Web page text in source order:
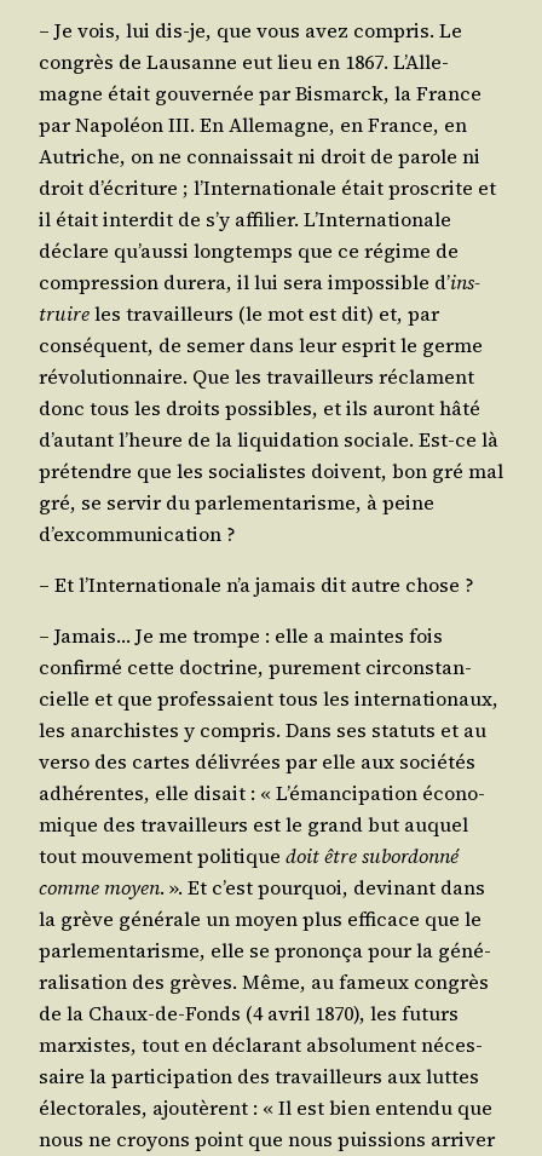
– Je vois, lui dis-je, que vous avez com­pris. Le
congrès de Lau­sanne eut lieu en 1867. L’Al­le­
magne était gou­ver­née par Bis­marck, la France
par Napo­léon III. En Alle­magne, en France, en
Autriche, on ne connais­sait ni droit de parole ni
droit d’é­cri­ture ; l’In­ter­na­tio­nale était pros­crite et
il était inter­dit de s’y affi­lier. L’In­ter­na­tio­nale
déclare qu’aus­si long­temps que ce régime de
com­pres­sion dure­ra, il lui sera impos­sible d’ins­
truireles tra­vailleurs (le mot est dit) et, par
consé­quent, de semer dans leur esprit le germe
révo­lu­tion­naire. Que les tra­vailleurs réclament
donc tous les droits pos­sibles, et ils auront hâté
d’autant l’heure de la liqui­da­tion sociale. Est-ce là
pré­tendre que les socia­listes doivent, bon gré mal
gré, se ser­vir du par­le­men­ta­risme, à peine
d’excommunication ?
– Et l’In­ter­na­tio­nale n’a jamais dit autre chose ?
– Jamais… Je me trompe : elle a maintes fois
confir­mé cette doc­trine, pure­ment cir­cons­tan­
cielle et que pro­fes­saient tous les inter­na­tio­naux,
les anar­chistes y com­pris. Dans ses sta­tuts et au
ver­so des cartes déli­vrées par elle aux socié­tés
adhé­rentes, elle disait : « L’é­man­ci­pa­tion éco­no­
mique des tra­vailleurs est le grand but auquel
tout mou­ve­ment poli­tique doit être subor­don­né
comme moyen. ». Et c’est pour­quoi, devi­nant dans
la grève géné­rale un moyen plus effi­cace que le
par­le­men­ta­risme, elle se pro­non­ça pour la géné­
ra­li­sa­tion des grèves. Même, au fameux congrès
de la Chaux-de-Fonds (4 avril 1870), les futurs
mar­xistes, tout en décla­rant abso­lu­ment néces­
saire la par­ti­ci­pa­tion des tra­vailleurs aux luttes
élec­to­rales, ajou­tèrent : « Il est bien enten­du que
nous ne croyons point que nous puis­sions arri­ver